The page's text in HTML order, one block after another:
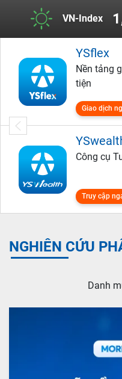
VN-Index
YSflex
Nền tảng
tiện
Giao dịch
Công cụ
Truy cập
NGHIÊN CỨU
Danh